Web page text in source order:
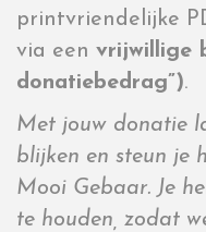
printvriendelijke
via een vrijwillige
donatiebedrag”).
Met jouw donatie
blijken en steun je
Mooi Gebaar. Je
te houden, zodat